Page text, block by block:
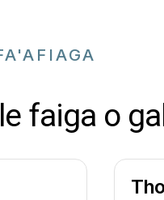
faiga o